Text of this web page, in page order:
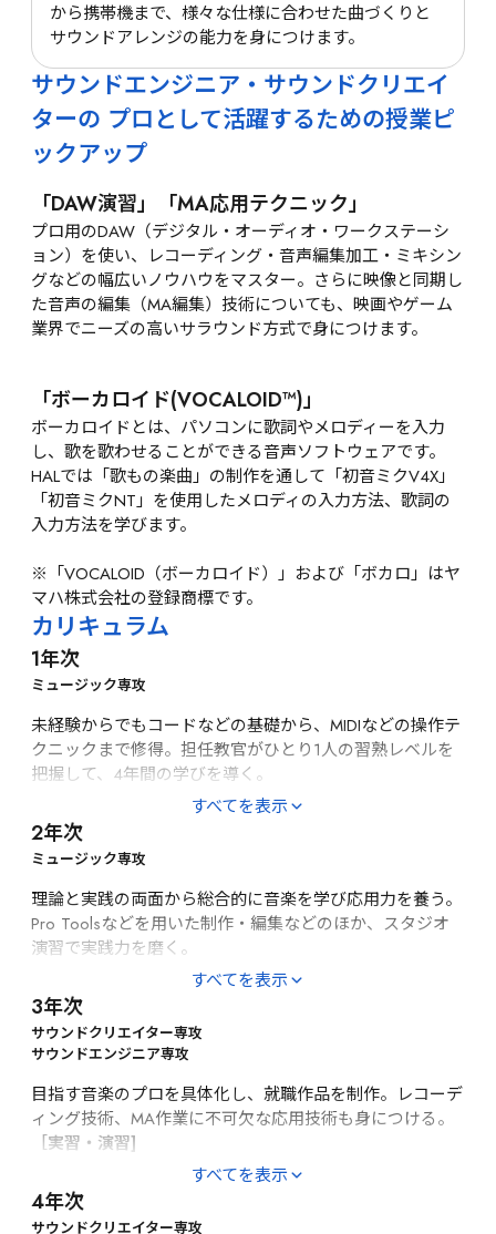
から携帯機まで、様々な仕様に合わせた曲づくりと
サウンドアレンジの能力を身につけます。
サウンドエンジニア・サウンドクリエイ
ターの プロとして活躍するための授業ピ
ックアップ
「DAW演習」「MA応用テクニック」
プロ用のDAW（デジタル・オーディオ・ワークステーシ
ョン）を使い、レコーディング・音声編集加工・ミキシン
グなどの幅広いノウハウをマスター。さらに映像と同期し
た音声の編集（MA編集）技術についても、映画やゲーム
業界でニーズの高いサラウンド方式で身につけます。
「ボーカロイド(VOCALOID™)」
ボーカロイドとは、パソコンに歌詞やメロディーを入力
し、歌を歌わせることができる音声ソフトウェアです。
HALでは「歌もの楽曲」の制作を通して「初音ミクV4X」
「初音ミクNT」を使用したメロディの入力方法、歌詞の
入力方法を学びます。
※「VOCALOID（ボーカロイド）」および「ボカロ」はヤ
マハ株式会社の登録商標です。
カリキュラム
1年次
ミュージック専攻
未経験からでもコードなどの基礎から、MIDIなどの操作テ
クニックまで修得。担任教官がひとり1人の習熟レベルを
把握して、4年間の学びを導く。
DTM基礎・応用（Logic）、DAW基礎（Pro Tools）、
MIDI、音響機器オペレーション、効果音制作、スタジオ演
譜、コード、スケール）
［総合教育]
創造性開発、問題解決技法、企画・プレゼンテーション技
術
すべてを表示
2年次
ミュージック専攻
理論と実践の両面から総合的に音楽を学び応用力を養う。
Pro Toolsなどを用いた制作・編集などのほか、スタジオ
演習で実践力を磨く。
波形編集、DAW応用、MA（マルチオーディオ）制作、サ
ウンドメイキング、MIDI（応用）、楽曲制作、HAL EVENT
WEEK（進級制作展）
［基礎・応用]
作曲基礎・応用（楽曲形式・対位法）、編曲基礎・応用、
音響学応用、電気音響理論、音楽理論（コード進行・ジャ
［総合教育]
すべてを表示
3年次
サウンドクリエイター専攻
サウンドエンジニア専攻
目指す音楽のプロを具体化し、就職作品を制作。レコーデ
ィング技術、MA作業に不可欠な応用技術も身につける。
［実習・演習]
レコーディング・エンジニアリング技術（録音・マスタリ
ング・CD制作）、音楽スタイル別楽曲制作、MA応用テク
ニック、オーケストレーション、サウンドデザイン、サラ
すべてを表示
4年次
サウンドクリエイター専攻